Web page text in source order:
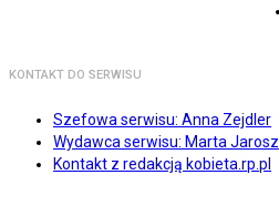
KONTAKT DO SERWISU
Szefowa serwisu: Anna Zejdler
Wydawca serwisu: Marta Jarosz
Kontakt z redakcją kobieta.rp.pl